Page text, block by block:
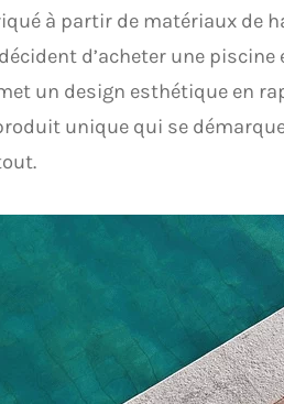
à partir de matériaux de
d’acheter une piscine
un design esthétique en
unique qui se